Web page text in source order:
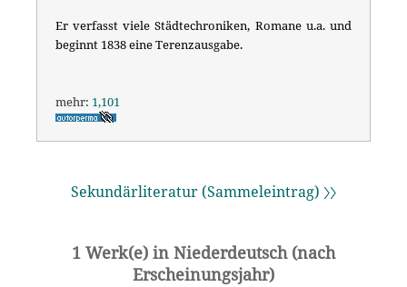
Er verfasst viele Städtechroniken, Romane u.a. und
beginnt 1838 eine Terenzausgabe.
mehr: 1,101
Sekundärliteratur (Sammeleintrag) 〉〉
1 Werk(e) in Niederdeutsch (nach
Erscheinungsjahr)